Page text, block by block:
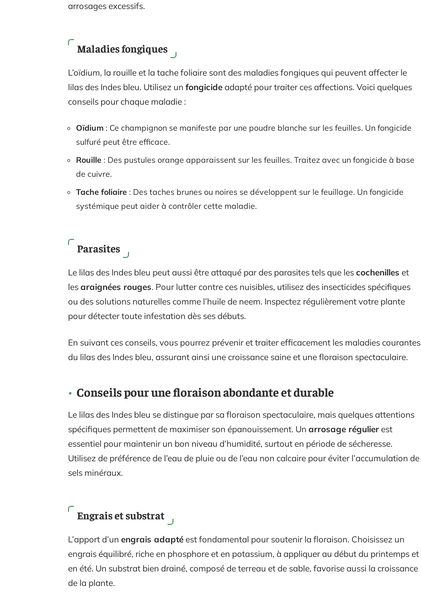
arrosages excessifs.
Maladies fongiques
L’oïdium, la rouille et la tache foliaire sont des maladies fongiques qui peuvent affecter le
lilas des Indes bleu. Utilisez un fongicideadapté pour traiter ces affections. Voici quelques
conseils pour chaque maladie :
Oïdium : Ce champignon se manifeste par une poudre blanche sur les feuilles. Un fongicide
sulfuré peut être efficace.
Rouille : Des pustules orange apparaissent sur les feuilles. Traitez avec un fongicide à base
de cuivre.
Tache foliaire : Des taches brunes ou noires se développent sur le feuillage. Un fongicide
systémique peut aider à contrôler cette maladie.
Parasites
Le lilas des Indes bleu peut aussi être attaqué par des parasites tels que lescochenilles et
lesaraignées rouges. Pour lutter contre ces nuisibles, utilisez des insecticides spécifiques
ou des solutions naturelles comme l’huile de neem. Inspectez régulièrement votre plante
pour détecter toute infestation dès ses débuts.
En suivant ces conseils, vous pourrez prévenir et traiter efficacement les maladies courantes
du lilas des Indes bleu, assurant ainsi une croissance saine et une floraison spectaculaire.
Conseils pour une floraison abondante et durable
Le lilas des Indes bleu se distingue par sa floraison spectaculaire, mais quelques attentions
spécifiques permettent de maximiser son épanouissement. Un arrosage régulierest
essentiel pour maintenir un bon niveau d’humidité, surtout en période de sécheresse.
Utilisez de préférence de l’eau de pluie ou de l’eau non calcaire pour éviter l’accumulation de
sels minéraux.
Engrais et substrat
L’apport d’un engrais adaptéest fondamental pour soutenir la floraison. Choisissez un
engrais équilibré, riche en phosphore et en potassium, à appliquer au début du printemps et
en été. Un substrat bien drainé, composé de terreau et de sable, favorise aussi la croissance
de la plante.